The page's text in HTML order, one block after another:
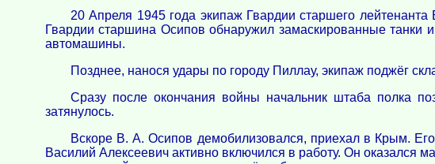
20 Апреля 1945 года экипаж Гвардии старшего
Гвардии старшина Осипов обнаружил замаскированные танки
автомашины.
Позднее, нанося удары по городу Пиллау, экипаж поджёг
Сразу после окончания войны начальник штаба полка
затянулось.
Вскоре В. А. Осипов демобилизовался, приехал в Крым.
Василий Алексеевич активно включился в работу. Он оказался